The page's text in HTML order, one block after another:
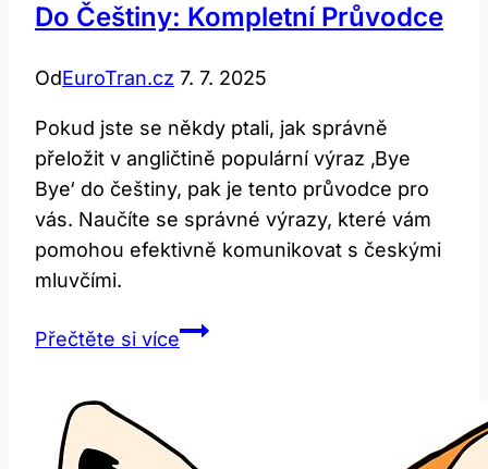
Do Češtiny: Kompletní Průvodce
OdEuroTran.cz 7. 7. 2025
Pokud jste se někdy ptali, jak správně
přeložit v angličtině populární výraz ‚Bye
Bye‘ do češtiny, pak je tento průvodce pro
vás. Naučíte se správné výrazy, které vám
pomohou efektivně komunikovat s českými
mluvčími.
Přečtěte si víceJak
bye‘